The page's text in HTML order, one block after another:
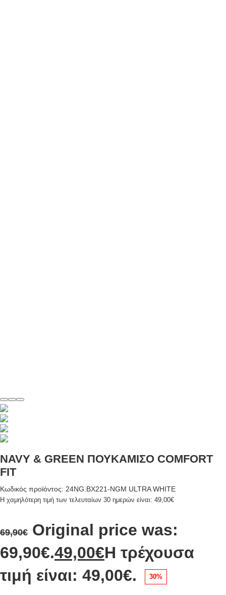
NAVY & GREEN ΠΟΥΚΑΜΙΣΟ COMFORT
FIT
Κωδικός προϊόντος: 24NG.BX221-NGM ULTRA WHITE
Η χαμηλότερη τιμή των τελευταίων 30 ημερών είναι: 49,00€
69,90€ Original price was:
69,90€.49,00€Η τρέχουσα
τιμή είναι: 49,00€.
30%